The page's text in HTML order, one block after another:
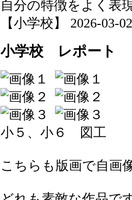
自分の特徴をよく表
【小学校】 2026-03-
小学校 レポート
小５、小６ 図工
こちらも版画で自画